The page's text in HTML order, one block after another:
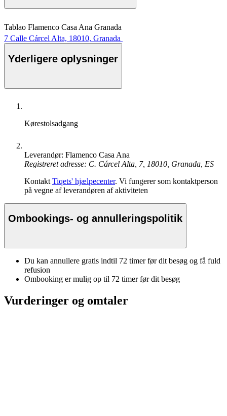
Tablao Flamenco Casa Ana Granada
7 Calle Cárcel Alta, 18010, Granada
Yderligere oplysninger
Kørestolsadgang
Leverandør: Flamenco Casa Ana
Registreret adresse: C. Cárcel Alta, 7, 18010, Granada, ES
Kontakt Tiqets' hjælpecenter. Vi fungerer som kontaktperson
på vegne af leverandøren af aktiviteten
Ombookings- og annulleringspolitik
Du kan annullere gratis indtil 72 timer før dit besøg og få fuld
refusion
Ombooking er mulig op til 72 timer før dit besøg
Vurderinger og omtaler